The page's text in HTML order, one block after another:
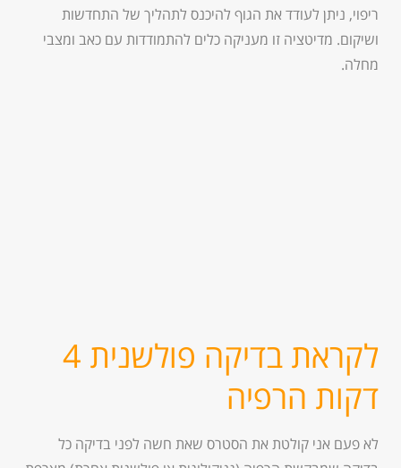
ריפוי, ניתן לעודד את הגוף להיכנס לתהליך של התחדשות
ושיקום. מדיטציה זו מעניקה כלים להתמודדות עם כאב ומצבי
מחלה.
לקראת בדיקה פולשנית 4
דקות הרפיה
לא פעם אני קולטת את הסטרס שאת חשה לפני בדיקה כל